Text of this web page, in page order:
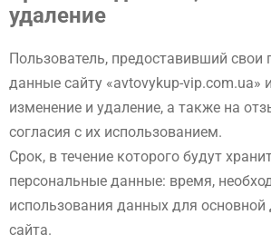
удаление
Пользователь, предоставивший свои
данные сайту «avtovykup-vip.com.ua»
изменение и удаление, а также на
согласия с их использованием.
Срок, в течение которого будут
персональные данные: время,
использования данных для основной
сайта.